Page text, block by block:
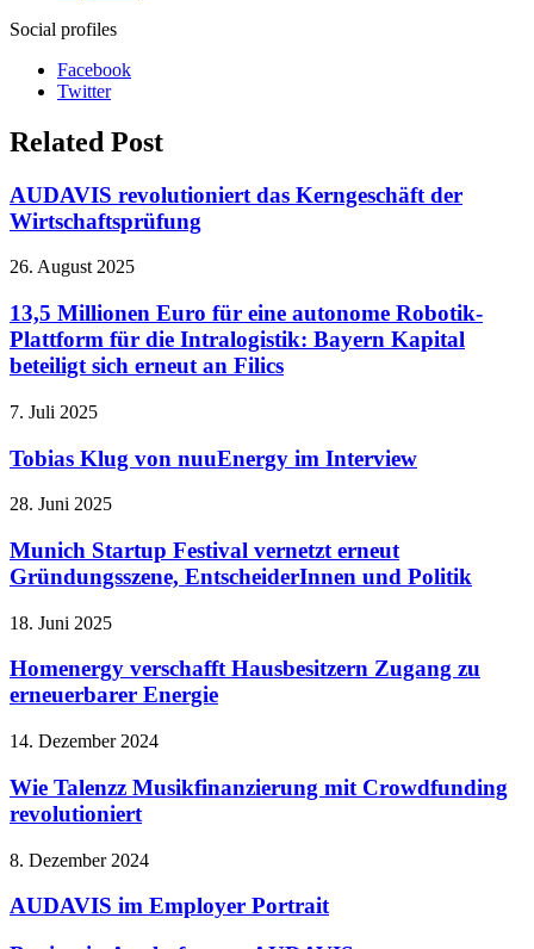
Social profiles
Facebook
Twitter
Related Post
AUDAVIS revolutioniert das Kerngeschäft der
Wirtschaftsprüfung
26. August 2025
13,5 Millionen Euro für eine autonome Robotik-
Plattform für die Intralogistik: Bayern Kapital
beteiligt sich erneut an Filics
7. Juli 2025
Tobias Klug von nuuEnergy im Interview
28. Juni 2025
Munich Startup Festival vernetzt erneut
Gründungsszene, EntscheiderInnen und Politik
18. Juni 2025
Homenergy verschafft Hausbesitzern Zugang zu
erneuerbarer Energie
14. Dezember 2024
Wie Talenzz Musikfinanzierung mit Crowdfunding
revolutioniert
8. Dezember 2024
AUDAVIS im Employer Portrait